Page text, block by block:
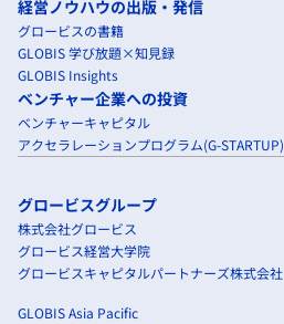
経営ノウハウの出版・発信
グロービスの書籍
GLOBIS 学び放題×知見録
GLOBIS Insights
ベンチャー企業への投資
ベンチャーキャピタル
アクセラレーションプログラム(G-STARTUP)
グロービスグループ
株式会社グロービス
グロービス経営大学院
グロービスキャピタルパートナーズ株式会社
GLOBIS Asia Pacific